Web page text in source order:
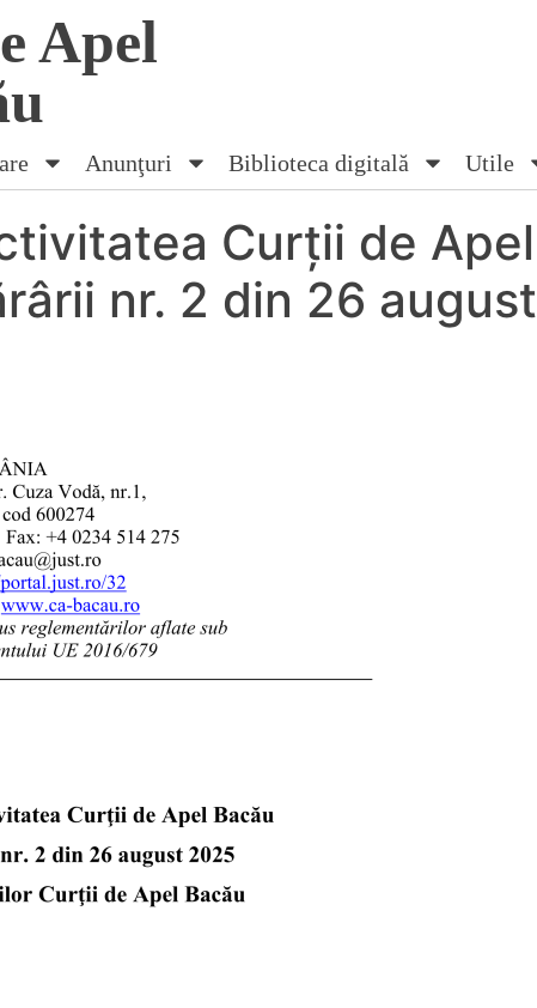
Apel
Anunţuri Biblioteca digitală Utile
Curţii de Apel
nr. 2 din 26 august